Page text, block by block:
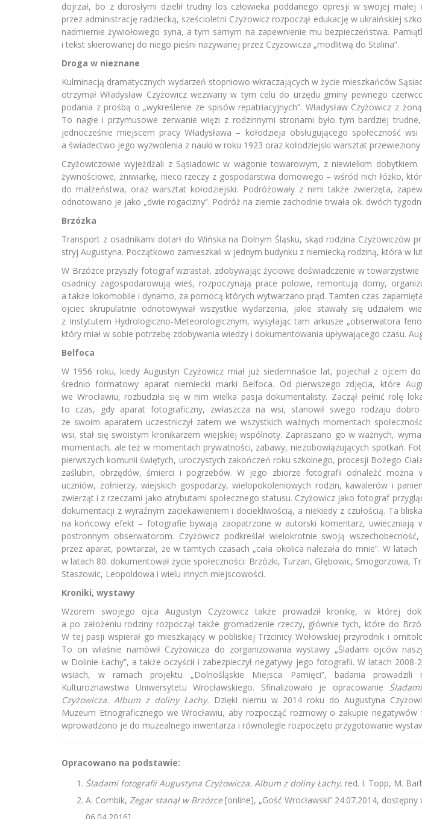
dojrzał, bo z dorosłymi dzielił trudny los człowieka poddanego opresji w swojej
przez administrację radziecką, sześcioletni Czyżowicz rozpoczął edukację w ukraińskiej
nadmiernie żywiołowego syna, a tym samym na zapewnienie mu bezpieczeństwa.
i tekst skierowanej do niego pieśni nazywanej przez Czyżowicza „modlitwą do Stalina”.
Droga w nieznane
Kulminacją dramatycznych wydarzeń stopniowo wkraczających w życie mieszkańców
otrzymał Władysław Czyżowicz wezwany w tym celu do urzędu gminy pewnego
podania z prośbą o „wykreślenie ze spisów repatriacyjnych”. Władysław Czyżowicz z
To nagłe i przymusowe zerwanie więzi z rodzinnymi stronami było tym bardziej
jednocześnie miejscem pracy Władysława – kołodzieja obsługującego społeczność
a świadectwo jego wyzwolenia z nauki w roku 1923 oraz kołodziejski warsztat
Czyżowiczowie wyjeżdżali z Sąsiadowic w wagonie towarowym, z niewielkim
żywnościowe, żniwiarkę, nieco rzeczy z gospodarstwa domowego – wśród nich łóżko,
do małżeństwa, oraz warsztat kołodziejski. Podróżowały z nimi także zwierzęta,
odnotowano je jako „dwie rogacizny”. Podróż na ziemie zachodnie trwała ok. dwóch
Brzózka
Transport z osadnikami dotarł do Wińska na Dolnym Śląsku, skąd rodzina Czyżowiczów
stryj Augustyna. Początkowo zamieszkali w jednym budynku z niemiecką rodziną, która w
W Brzózce przyszły fotograf wzrastał, zdobywając życiowe doświadczenie w
osadnicy zagospodarowują wieś, rozpoczynają prace polowe, remontują domy,
a także lokomobile i dynamo, za pomocą których wytwarzano prąd. Tamten czas
ojciec skrupulatnie odnotowywał wszystkie wydarzenia, jakie stawały się udziałem
z Instytutem Hydrologiczno-Meteorologicznym, wysyłając tam arkusze „obserwatora
który miał w sobie potrzebę zdobywania wiedzy i dokumentowania upływającego czasu.
Belfoca
W 1956 roku, kiedy Augustyn Czyżowicz miał już siedemnaście lat, pojechał z ojcem
średnio formatowy aparat niemiecki marki Belfoca. Od pierwszego zdjęcia, które
we Wrocławiu, rozbudziła się w nim wielka pasja dokumentalisty. Zaczął pełnić rolę
to czas, gdy aparat fotograficzny, zwłaszcza na wsi, stanowił swego rodzaju dobro
ze swoim aparatem uczestniczył zatem we wszystkich ważnych momentach
wsi, stał się swoistym kronikarzem wiejskiej wspólnoty. Zapraszano go w ważnych,
momentach, ale też w momentach prywatności, zabawy, niezobowiązujących spotkań.
pierwszych komunii świętych, uroczystych zakończeń roku szkolnego, procesji Bożego
zaślubin, obrzędów, śmierci i pogrzebów. W jego zbiorze fotografii odnaleźć można
uczniów, żołnierzy, wiejskich gospodarzy, wielopokoleniowych rodzin, kawalerów i
zwierząt i z rzeczami jako atrybutami społecznego statusu. Czyżowicz jako fotograf
dokumentacji z wyraźnym zaciekawieniem i dociekliwością, a niekiedy z czułością. Ta
na końcowy efekt – fotografie bywają zaopatrzone w autorski komentarz, uwieczniają
postronnym obserwatorom. Czyżowicz podkreślał wielokrotnie swoją
przez aparat, powtarzał, że w tamtych czasach „cała okolica należała do mnie”. W
w latach 80. dokumentował życie społeczności: Brzózki, Turzan, Głębowic, Smogorzowa,
Staszowic, Leopoldowa i wielu innych miejscowości.
Kroniki, wystawy
Wzorem swojego ojca Augustyn Czyżowicz także prowadził kronikę, w której
a po założeniu rodziny rozpoczął także gromadzenie rzeczy, głównie tych, które do
W tej pasji wspierał go mieszkający w pobliskiej Trzcinicy Wołowskiej przyrodnik i
To on właśnie namówił Czyżowicza do zorganizowania wystawy „Śladami ojców
w Dolinie Łachy”, a także oczyścił i zabezpieczył negatywy jego fotografii. W latach 2008-
wsiach, w ramach projektu „Dolnośląskie Miejsca Pamięci”, badania prowadzili
Kulturoznawstwa Uniwersytetu Wrocławskiego. Sfinalizowało je opracowanie
Czyżowicza. Album z doliny Łachy. Dzięki niemu w 2014 roku do Augustyna
Muzeum Etnograficznego we Wrocławiu, aby rozpocząć rozmowy o zakupie
wprowadzono je do muzealnego inwentarza i równolegle rozpoczęto przygotowanie
Opracowano na podstawie:
Śladami fotografii Augustyna Czyżowicza. Album z doliny Łachy, red. I. Topp, M.
A. Combik, Zegar stanął w Brzózce[online], „Gość Wrocławski” 24.07.2014,